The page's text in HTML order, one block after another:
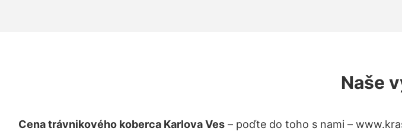
Naše
Cena trávnikového koberca Karlova Ves– poďte do toho s nami –